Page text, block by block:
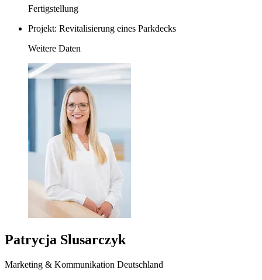
Fertigstellung
Projekt: Revitalisierung eines Parkdecks
Weitere Daten
Patrycja Slusarczyk
Marketing & Kommunikation Deutschland